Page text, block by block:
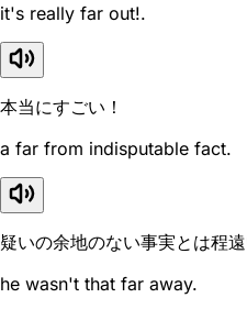
it's really far out!.
本当にすごい！
a far from indisputable fact.
疑いの余地のない事実とは程遠
he wasn't that far away.